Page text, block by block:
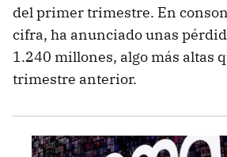
del primer trimestre. En
cifra, ha anunciado unas
1.240 millones, algo más altas
trimestre anterior.